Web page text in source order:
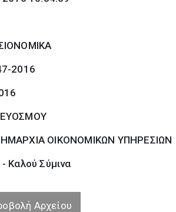
2016
ΟΙΚΟΝΟΜΙΚΩΝ ΥΠΗΡΕΣΙΩΝ
Καλού Σύµινα
Αρχείου